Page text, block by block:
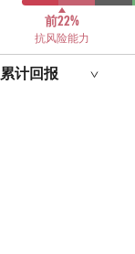
策略交易型开放式指数证券
2日—至今)、博时中证红利
式指数证券投资基金(2024
时中证红利低波动100交易
资基金联接基金(2024年7月
前22%
抗风险能力
累计回报